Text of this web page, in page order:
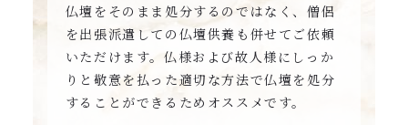
仏壇をそのまま処分するのではなく、僧侶
を出張派遣しての仏壇供養も併せてご依頼
いただけます。仏様および故人様にしっか
りと敬意を払った適切な方法で仏壇を処分
することができるためオススメです。